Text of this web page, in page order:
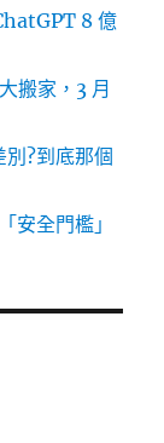
8 億
搬家，3 月
?到底那個
全門檻」